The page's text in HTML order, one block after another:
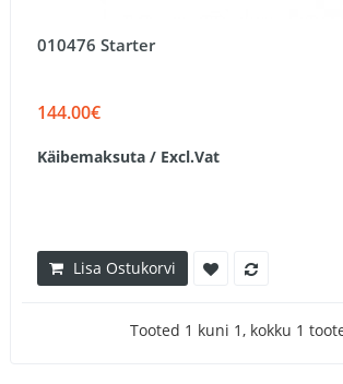
010476 Starter
144.00€
Käibemaksuta / Excl.Vat
Lisa Ostukorvi
Tooted 1 kuni 1, kokku 1